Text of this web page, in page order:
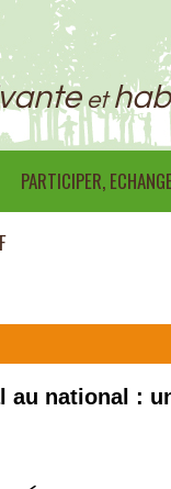
et
PARTICIPER,
au national :